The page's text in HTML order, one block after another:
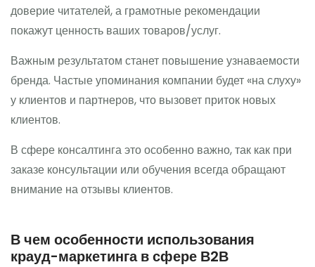
доверие читателей, а грамотные рекомендации
покажут ценность ваших товаров/услуг.
Важным результатом станет повышение узнаваемости
бренда. Частые упоминания компании будет «на слуху»
у клиентов и партнеров, что вызовет приток новых
клиентов.
В сфере консалтинга это особенно важно, так как при
заказе консультации или обучения всегда обращают
внимание на отзывы клиентов.
В чем особенности использования
крауд-маркетинга в сфере В2В